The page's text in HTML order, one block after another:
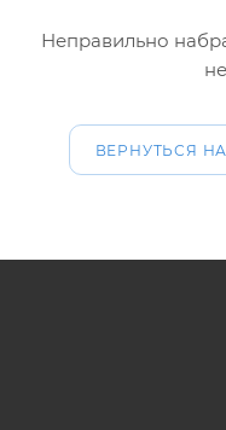
Неправильно
ВЕРНУТЬСЯ